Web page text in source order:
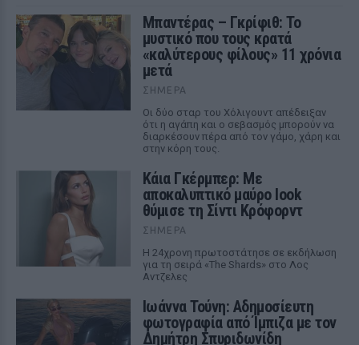
Μπαντέρας – Γκρίφιθ: Το
μυστικό που τους κρατά
«καλύτερους φίλους» 11 χρόνια
μετά
ΣΉΜΕΡΑ
Οι δύο σταρ του Χόλιγουντ απέδειξαν
ότι η αγάπη και ο σεβασμός μπορούν να
διαρκέσουν πέρα από τον γάμο, χάρη και
στην κόρη τους.
Κάια Γκέρμπερ: Με
αποκαλυπτικό μαύρο look
θύμισε τη Σίντι Κρόφορντ
ΣΉΜΕΡΑ
Η 24χρονη πρωτοστάτησε σε εκδήλωση
για τη σειρά «The Shards» στο Λος
Αντζελες
Ιωάννα Τούνη: Αδημοσίευτη
φωτογραφία από Ίμπιζα με τον
Δημήτρη Σπυριδωνίδη